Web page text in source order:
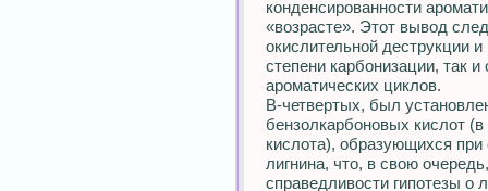
конденсированности
«возрасте». Этот вывод
окислительной деструкции
степени карбонизации, так
ароматических циклов.
В-четвертых, был
бензолкарбоновых кислот
кислота), образующихся при
лигнина, что, в свою
справедливости гипотезы о